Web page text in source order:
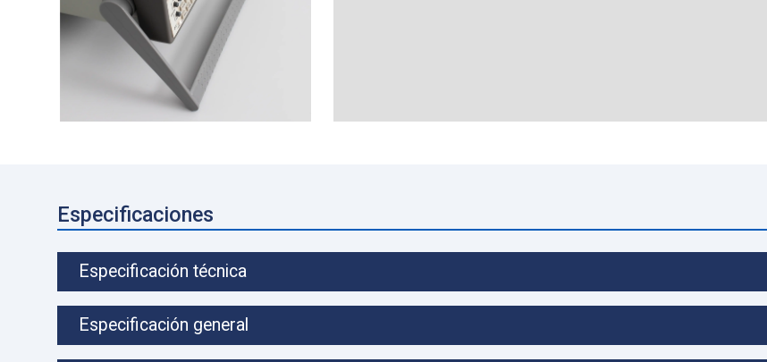
Especificaciones
Especificación técnica
Especificación general